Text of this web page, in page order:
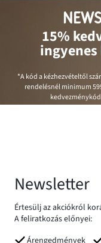
15%
*A kód a kézhezvételtől
rendelésnél minimum
Newsletter
Értesülj az akciókról
A feliratkozás előnyei:
Árengedmények